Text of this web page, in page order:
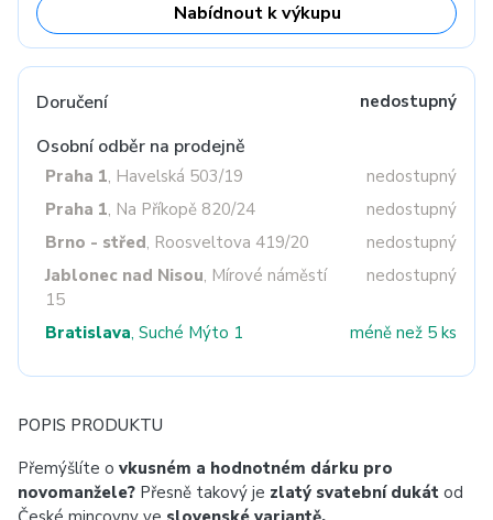
Nabídnout k výkupu
Doručení nedostupný
Osobní odběr na prodejně
Praha 1, Havelská 503/19
nedostupný
Praha 1, Na Příkopě 820/24
nedostupný
Brno - střed, Roosveltova 419/20
nedostupný
Jablonec nad Nisou, Mírové náměstí
15
nedostupný
Bratislava, Suché Mýto 1 méně než 5 ks
POPIS PRODUKTU
Přemýšlíte o vkusném a hodnotném dárku pro
novomanžele? Přesně takový je zlatý svatební dukát od